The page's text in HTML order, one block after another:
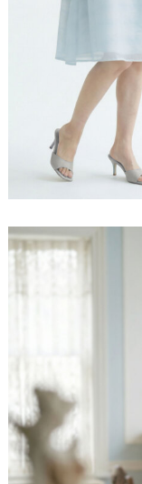
▽ よ
［ イ
やわらかなピ
自然に引き立てま
軽やかで優し
繊細な刺繍素
纏う
んな場面でも輝
ように揺れるそ
ような、お洒
魅せる「花束
腰回りを美し
体型も美しく魅
カバーし、ふわ
を生み出すフ
します。
伸縮性
透け感